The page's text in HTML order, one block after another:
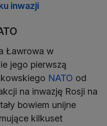
inwazji
Ławrowa w
jego pierwszą
NATO od
na inwazję Rosji na
bowiem unijne
kilkuset